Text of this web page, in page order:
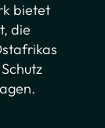
bietet
die